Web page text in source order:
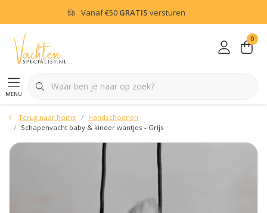
Vanaf€50 GRATIS versturen
menu
0
Terug naar home
Handschoenen
Schapenvacht baby & kinder wantjes - Grijs